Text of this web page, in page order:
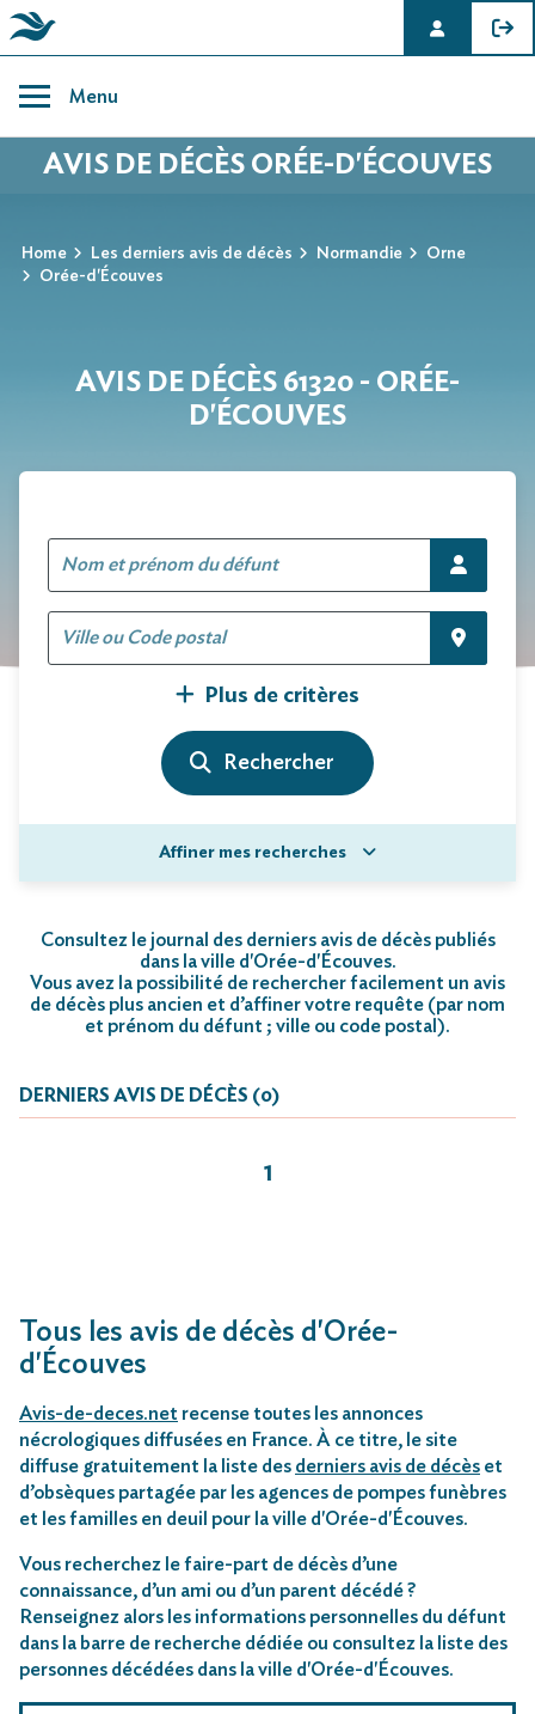
content
Menu
AVIS DE DÉCÈS ORÉE-D'ÉCOUVES
Home Les derniers avis de décès Normandie
Orne
Orée-d'Écouves
AVIS DE DÉCÈS 61320 - ORÉE-
D'ÉCOUVES
Plus de critères
Affiner mes recherches
Consultez le journal des derniers avis de décès publiés
dans la ville d'Orée-d'Écouves.
Vous avez la possibilité de rechercher facilement un avis
de décès plus ancien et d’affiner votre requête (par nom
et prénom du défunt ; ville ou code postal).
DERNIERS AVIS DE DÉCÈS (0)
1
Tous les avis de décès d'Orée-
d'Écouves
Avis-de-deces.net recense toutes les annonces
nécrologiques diffusées en France. À ce titre, le site
diffuse gratuitement la liste des derniers avis de décès et
d’obsèques partagée par les agences de pompes funèbres
et les familles en deuil pour la ville d'Orée-d'Écouves.
Vous recherchez le faire-part de décès d’une
connaissance, d’un ami ou d’un parent décédé ?
Renseignez alors les informations personnelles du défunt
dans la barre de recherche dédiée ou consultez la liste des
personnes décédées dans la ville d'Orée-d'Écouves.